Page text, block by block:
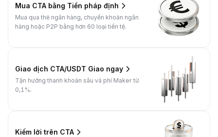
Mua CTA bằng Tiền pháp định
Mua qua thẻ ngân hàng, chuyển khoản ngân
hàng hoặc P2P bằng hơn 60 loại tiền tệ.
Giao dịch CTA/USDT Giao ngay
Tận hưởng thanh khoản sâu và phí Maker từ
0,1%.
Kiếm lời trên CTA